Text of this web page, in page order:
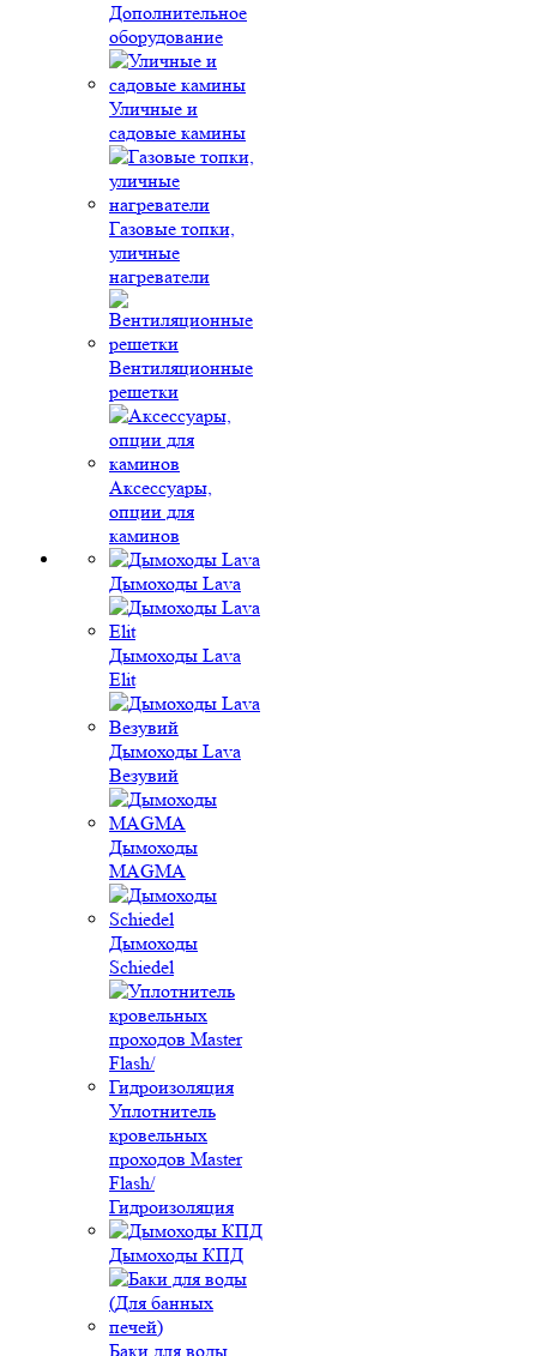
Дополнительное
оборудование
Уличные и
садовые камины
Газовые топки,
уличные
нагреватели
Вентиляционные
решетки
Аксессуары,
опции для
каминов
Дымоходы Lava
Дымоходы Lava
Elit
Дымоходы Lava
Везувий
Дымоходы
MAGMA
Дымоходы
Schiedel
Уплотнитель
кровельных
проходов Master
Flash/
Гидроизоляция
Дымоходы КПД
Баки для воды